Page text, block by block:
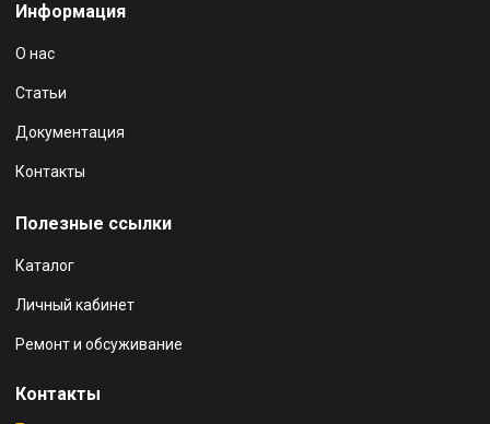
Информация
О нас
Статьи
Документация
Контакты
Полезные ссылки
Каталог
Личный кабинет
Ремонт и обсуживание
Контакты